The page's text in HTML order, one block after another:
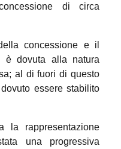
di circa
concessione e il
è dovuta alla natura
al di fuori di questo
essere stabilito
la rappresentazione
una progressiva